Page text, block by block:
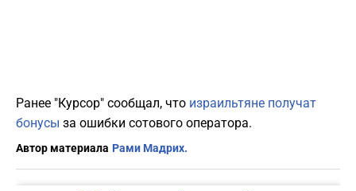
Ранее "Курсор" сообщал, что израильтяне получат
бонусы за ошибки сотового оператора.
Автор материала Рами Мадрих.